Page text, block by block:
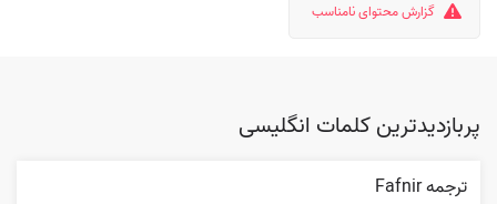
گزارش محتوای نامناسب
پربازدیدترین کلمات انگلیسی
ترجمه Fafnir